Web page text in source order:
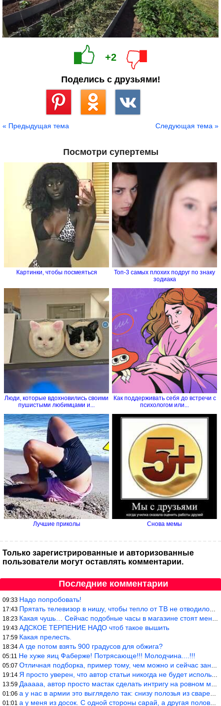
+2
Поделись с друзьями!
« Предыдущая тема Следующая тема »
Посмотри супертемы
Картинки, чтобы посмеяться
Топ-3 самых плохих подруг по знаку
зодиака
Люди, которые вдохновились своими
пушистыми любимцами и...
Как поддерживать себя до встречи с
психологом или...
Лучшие приколы Снова мемы
Только зарегистрированные и авторизованные
пользователи могут оставлять комментарии.
Последние комментарии
09:33 Надо попробовать!
17:43 Прятать телевизор в нишу, чтобы тепло от ТВ не отводилось и теле
18:23 Какая чушь… Сейчас подобные часы в магазине стоят меньше 10 долл
19:43 АДСКОЕ ТЕРПЕНИЕ НАДО чтоб такое вышить
17:59 Какая прелесть.
18:34 А где потом взять 900 градусов для обжига?
05:11 Не хуже яиц Фаберже! Потрясающе!!! Молодчина....!!!
05:07 Отличная подборка, пример тому, чем можно и сейчас заниматься…
19:14 Я просто уверен, что автор статьи никогда не будет использовать
13:59 Дааааа, автор просто мастак сделать интригу на ровном месте! А н
01:06 а у нас в армии это выглядело так: снизу полозья из сваренные тр
01:01 а у меня из досок. С одной стороны сарай, а другая половина — ду